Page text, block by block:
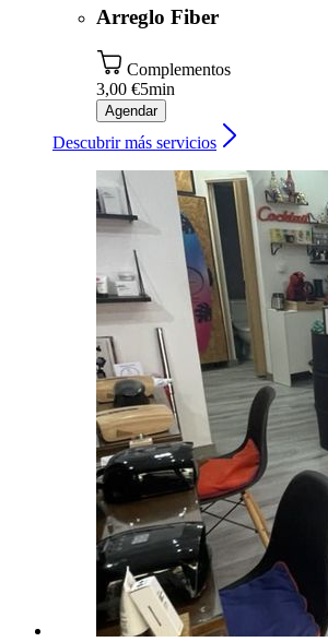
Arreglo Fiber
Complementos
3,00 €5min
Agendar
Descubrir más servicios